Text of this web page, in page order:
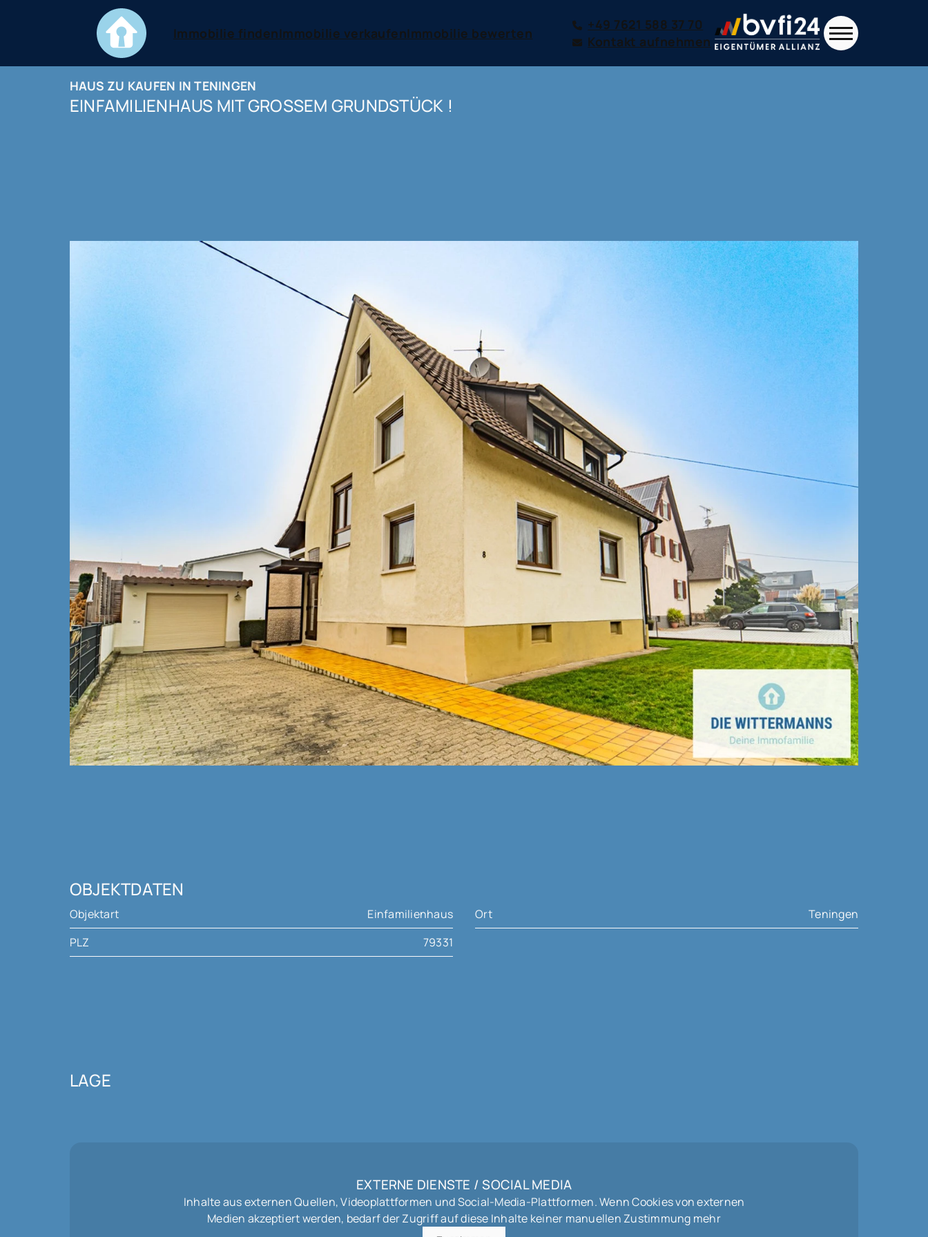
Immobilie findenImmobilie verkaufenImmobilie bewerten
+49 7621 588 37 70
Kontakt aufnehmen
HAUS ZU KAUFEN IN TENINGEN
EINFAMILIENHAUS MIT GROSSEM GRUNDSTÜCK !
OBJEKTDATEN
Objektart
Einfamilienhaus
PLZ
79331
Ort Teningen
LAGE
EXTERNE DIENSTE / SOCIAL MEDIA
Inhalte aus externen Quellen, Videoplattformen und Social-Media-Plattformen. Wenn Cookies von externen
Medien akzeptiert werden, bedarf der Zugriff auf diese Inhalte keiner manuellen Zustimmung mehr